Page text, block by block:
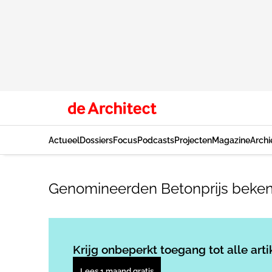
ActueelDossiersFocusPodcastsProjectenMagazine
Genomineerden Betonprijs
Krijg onbeperkt toegang tot alle